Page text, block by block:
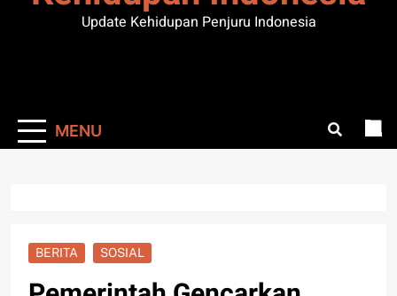
Update Kehidupan Penjuru Indonesia
MENU
BERITA SOSIAL